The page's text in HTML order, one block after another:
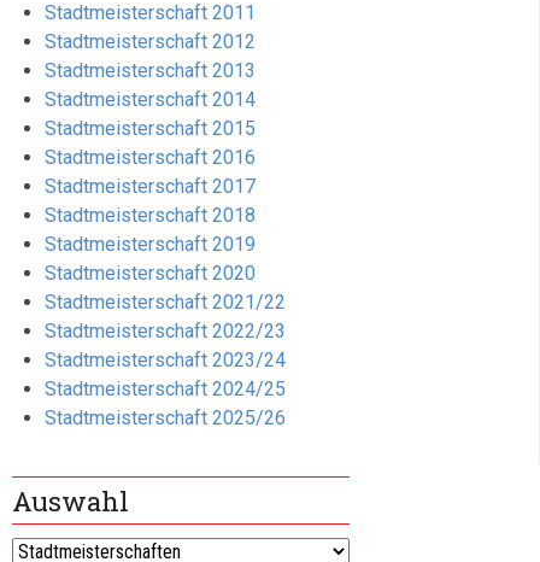
Stadtmeisterschaft 2011
Stadtmeisterschaft 2012
Stadtmeisterschaft 2013
Stadtmeisterschaft 2014
Stadtmeisterschaft 2015
Stadtmeisterschaft 2016
Stadtmeisterschaft 2017
Stadtmeisterschaft 2018
Stadtmeisterschaft 2019
Stadtmeisterschaft 2020
Stadtmeisterschaft 2021/22
Stadtmeisterschaft 2022/23
Stadtmeisterschaft 2023/24
Stadtmeisterschaft 2024/25
Stadtmeisterschaft 2025/26
Auswahl